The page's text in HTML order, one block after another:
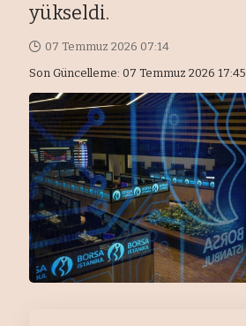
yükseldi.
Son Güncelleme: 07 Temmuz 2026 17:45
07 Temmuz 2026 07:14